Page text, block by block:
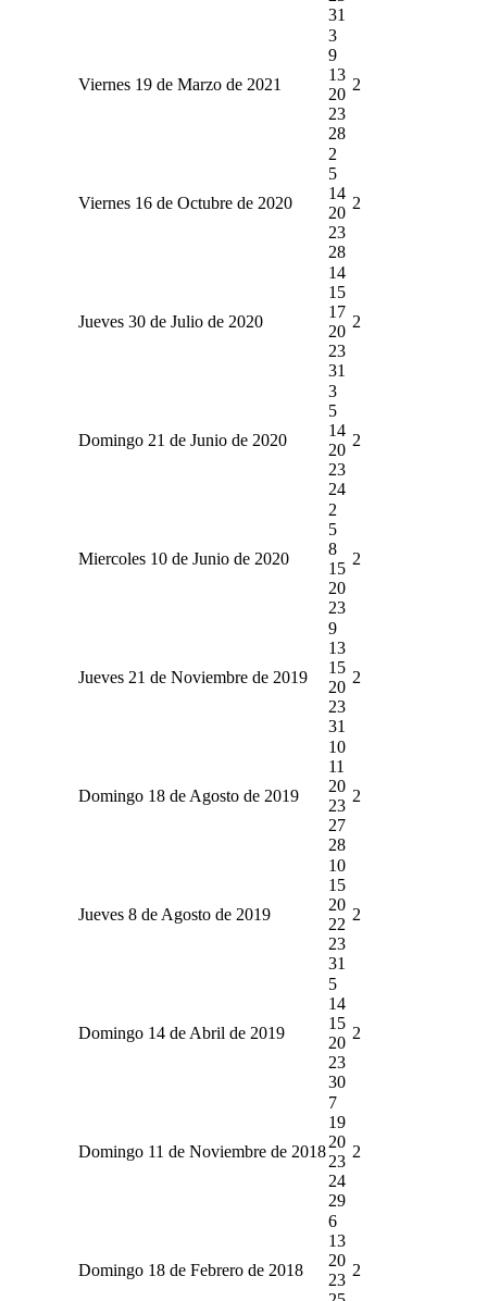
31
Viernes 19 de Marzo de 2021
3
9
13
20
23
28
2
Viernes 16 de Octubre de 2020
2
5
14
20
23
28
2
Jueves 30 de Julio de 2020
14
15
17
20
23
31
2
Domingo 21 de Junio de 2020
3
5
14
20
23
24
2
Miercoles 10 de Junio de 2020
2
5
8
15
20
23
2
Jueves 21 de Noviembre de 2019
9
13
15
20
23
31
2
Domingo 18 de Agosto de 2019
10
11
20
23
27
28
2
Jueves 8 de Agosto de 2019
10
15
20
22
23
31
2
Domingo 14 de Abril de 2019
5
14
15
20
23
30
2
Domingo 11 de Noviembre de 2018
7
19
20
23
24
29
2
Domingo 18 de Febrero de 2018
6
13
20
23
2